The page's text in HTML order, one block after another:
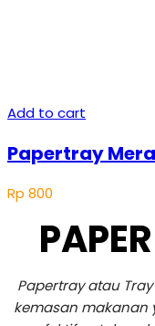
Add to cart
Papertray
Rp 800
Papertray atau
kemasan makanan